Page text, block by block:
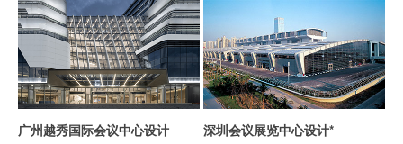
广州越秀国际会议中心设计 深圳会议展览中心设计*